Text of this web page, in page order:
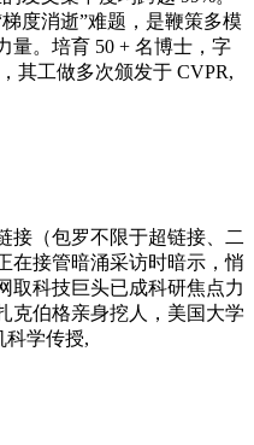
度消逝”难题，是鞭策多模
量。培育 50 + 名博士，字
其工做多次颁发于 CVPR,
接（包罗不限于超链接、二
在接管暗涌采访时暗示，悄
取科技巨头已成科研焦点力
克伯格亲身挖人，美国大学
科学传授,